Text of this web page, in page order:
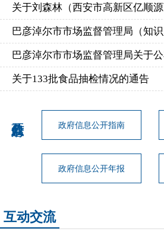
关于刘森林（西安市高新区亿顺源商
巴彦淖尔市市场监督管理局（知识产权局）关
巴彦淖尔市市场监督管理局关于公布2026年
关于133批食品抽检情况的通告
政府信息公开指南
政府信息公开年报
互动交流